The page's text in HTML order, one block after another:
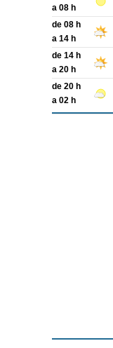
a 08 h
de 08 h
a 14 h
de 14 h
a 20 h
de 20 h
a 02 h